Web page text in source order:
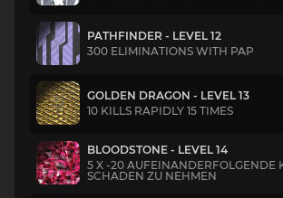
PATHFINDER - LEVEL 12
300 ELIMINATIONS WITH PAP
GOLDEN DRAGON - LEVEL 13
10 KILLS RAPIDLY 15 TIMES
BLOODSTONE - LEVEL 14
5 X -20 AUFEINANDERFOLGENDE
SCHADEN ZU NEHMEN